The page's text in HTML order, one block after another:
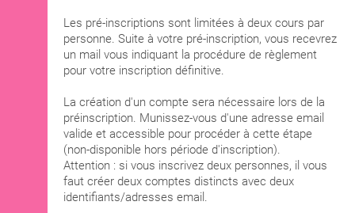
Les pré-inscriptions sont limitées à deux cours par
personne. Suite à votre pré-inscription, vous recevrez
un mail vous indiquant la procédure de règlement
pour votre inscription définitive.
La création d'un compte sera nécessaire lors de la
préinscription. Munissez-vous d'une adresse email
valide et accessible pour procéder à cette étape
(non-disponible hors période d'inscription).
Attention : si vous inscrivez deux personnes, il vous
faut créer deux comptes distincts avec deux
identifiants/adresses email.